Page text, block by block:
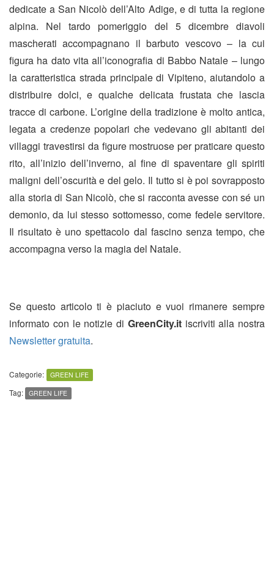
dedicate a San Nicolò dell’Alto Adige, e di tutta la regione
alpina. Nel tardo pomeriggio del 5 dicembre diavoli
mascherati accompagnano il barbuto vescovo – la cui
figura ha dato vita all’iconografia di Babbo Natale – lungo
la caratteristica strada principale di Vipiteno, aiutandolo a
distribuire dolci, e qualche delicata frustata che lascia
tracce di carbone. L’origine della tradizione è molto antica,
legata a credenze popolari che vedevano gli abitanti dei
villaggi travestirsi da figure mostruose per praticare questo
rito, all’inizio dell’inverno, al fine di spaventare gli spiriti
maligni dell’oscurità e del gelo. Il tutto si è poi sovrapposto
alla storia di San Nicolò, che si racconta avesse con sé un
demonio, da lui stesso sottomesso, come fedele servitore.
Il risultato è uno spettacolo dal fascino senza tempo, che
accompagna verso la magia del Natale.
Se questo articolo ti è piaciuto e vuoi rimanere sempre
informato con le notizie di GreenCity.itiscriviti alla nostra
Newsletter gratuita.
Categorie: GREEN LIFE
Tag: GREEN LIFE